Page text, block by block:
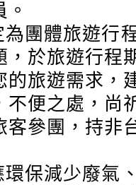
為團體旅遊行
，於旅遊行程
的旅遊需求，
不便之處，尚
客參團，持非
環保減少廢氣